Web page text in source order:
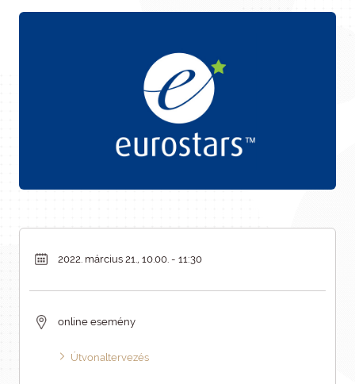
2022. március 21., 10.00. - 11:30
online esemény
Útvonaltervezés